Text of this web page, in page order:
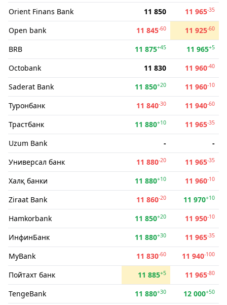
Orient Finans Bank 11 850 11 965-35
Open bank 11 845-60 11 925-60
BRB 11 875+45 11 965+5
Octobank 11 830 11 960-40
Saderat Bank 11 850+20 11 960-10
Туронбанк 11 840-30 11 940-60
Трастбанк 11 880+10 11 965-35
Uzum Bank -
-
Универсал банк
11 880-20 11 965-35
Халқ банки 11 880+10 11 960-10
Ziraat Bank 11 860-20 11 970+10
Hamkorbank 11 850+20 11 950-10
ИнфинБанк 11 880+30 11 965-35
MyBank 11 830-60 11 940-100
Пойтахт банк 11 885+5 11 965-80
TengeBank 11 880+30 12 000+50